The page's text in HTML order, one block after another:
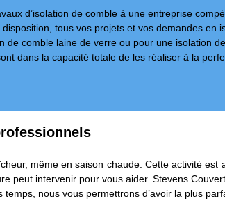
d’isolation de comble à une entreprise
tous vos projets et vos demandes
comble laine de verre ou pour une isolation
dans la capacité totale de les réaliser à la
même en saison chaude. Cette activité
peut intervenir pour vous aider. Stevens
nous vous permettrons d’avoir la plus